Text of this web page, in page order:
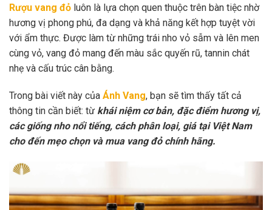
Rượu vang đỏ luôn là lựa chọn quen thuộc trên bàn tiệc nhờ
hương vị phong phú, đa dạng và khả năng kết hợp tuyệt vời
với ẩm thực. Được làm từ những trái nho vỏ sẫm và lên men
cùng vỏ, vang đỏ mang đến màu sắc quyến rũ, tannin chát
nhẹ và cấu trúc cân bằng.
Trong bài viết này của Ánh Vang, bạn sẽ tìm thấy tất cả
thông tin cần biết: từ khái niệm cơ bản, đặc điểm hương vị,
các giống nho nổi tiếng, cách phân loại, giá tại Việt Nam
cho đến mẹo chọn và mua vang đỏ chính hãng.